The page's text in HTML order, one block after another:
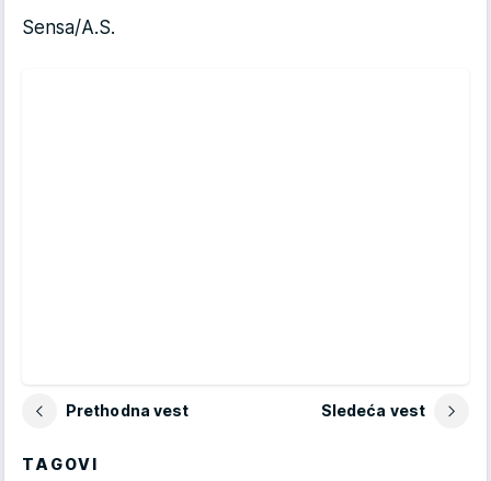
Sensa/A.S.
Prethodna vest Sledeća vest
TAGOVI